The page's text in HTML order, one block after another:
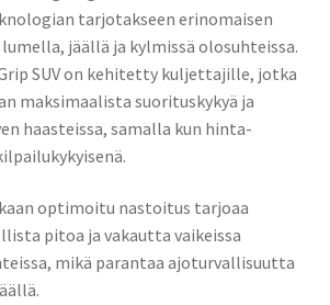
tarjotakseen erinomaisen
jäällä ja kylmissä olosuhteissa.
SUV on kehitetty kuljettajille, jotka
maksimaalista suorituskykyä ja
haasteissa, samalla kun hinta-
optimoitu nastoitus tarjoaa
pitoa ja vakautta vaikeissa
mikä parantaa ajoturvallisuutta